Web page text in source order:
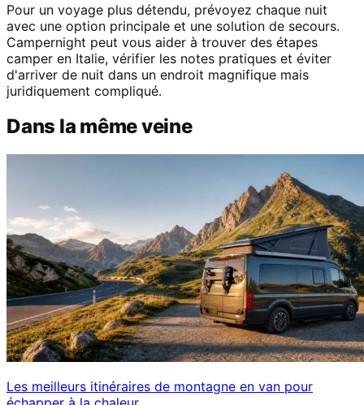
Pour un voyage plus détendu, prévoyez chaque nuit
avec une option principale et une solution de secours.
Campernight peut vous aider à trouver des étapes
camper en Italie, vérifier les notes pratiques et éviter
d'arriver de nuit dans un endroit magnifique mais
juridiquement compliqué.
Dans la même veine
Les meilleurs itinéraires de montagne en van pour